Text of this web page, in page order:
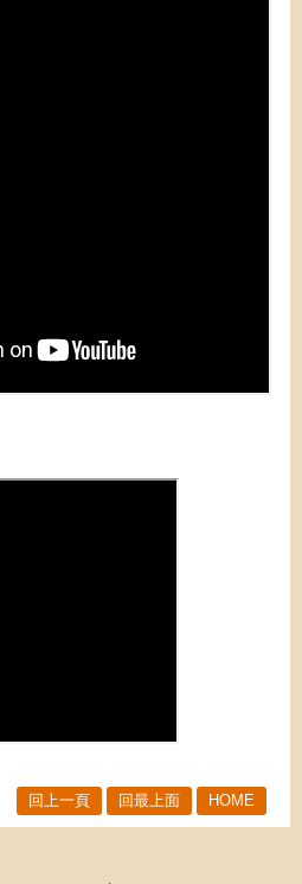
回上一頁 回最上面 HOME